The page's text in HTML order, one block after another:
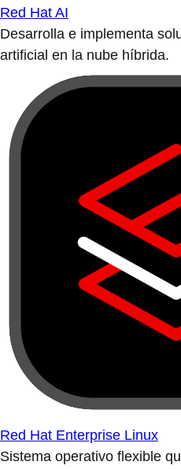
Red Hat AI
Desarrolla e implementa
artificial en la nube híbrida.
Red Hat Enterprise Linux
Sistema operativo flexible